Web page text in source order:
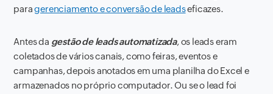
paragerenciamento e conversão de leadseficazes.
Antes da gestão de leads automatizada, os leads eram
coletados de vários canais, como feiras, eventos e
campanhas, depois anotados em uma planilha do Excel e
armazenados no próprio computador. Ou se o lead foi